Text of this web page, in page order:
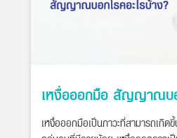
เหงื่อออกมือ สัญญาณบอ
เหงื่อออกมือเป็นภาวะที่สามารถเกิ